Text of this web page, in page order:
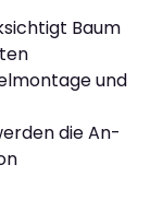
Baum
und
die An-